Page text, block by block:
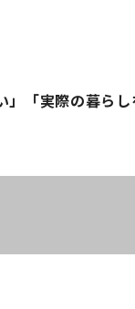
」「実際の暮ら